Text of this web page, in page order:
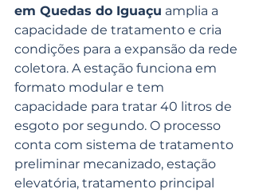
em Quedas do Iguaçu amplia a
capacidade de tratamento e cria
condições para a expansão da rede
coletora. A estação funciona em
formato modular e tem
capacidade para tratar 40 litros de
esgoto por segundo. O processo
conta com sistema de tratamento
preliminar mecanizado, estação
elevatória, tratamento principal